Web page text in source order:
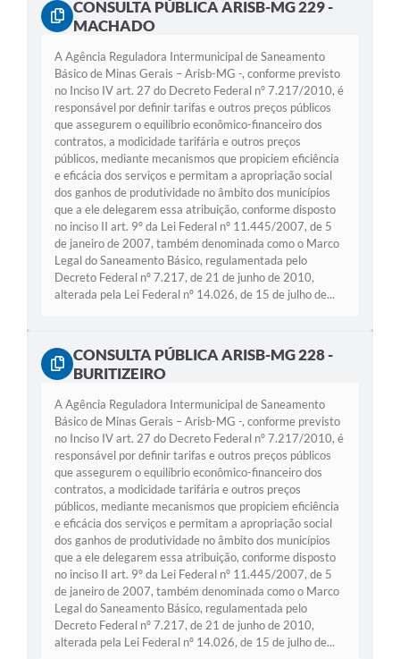
CONSULTA PÚBLICA ARISB-MG 229 -
MACHADO
A Agência Reguladora Intermunicipal de Saneamento
Básico de Minas Gerais – Arisb-MG -, conforme previsto
no Inciso IV art. 27 do Decreto Federal nº 7.217/2010, é
responsável por definir tarifas e outros preços públicos
que assegurem o equilíbrio econômico-financeiro dos
contratos, a modicidade tarifária e outros preços
públicos, mediante mecanismos que propiciem eficiência
e eficácia dos serviços e permitam a apropriação social
dos ganhos de produtividade no âmbito dos municípios
que a ele delegarem essa atribuição, conforme disposto
no inciso II art. 9º da Lei Federal nº 11.445/2007, de 5
de janeiro de 2007, também denominada como o Marco
Legal do Saneamento Básico, regulamentada pelo
Decreto Federal nº 7.217, de 21 de junho de 2010,
alterada pela Lei Federal nº 14.026, de 15 de julho de...
CONSULTA PÚBLICA ARISB-MG 228 -
BURITIZEIRO
A Agência Reguladora Intermunicipal de Saneamento
Básico de Minas Gerais – Arisb-MG -, conforme previsto
no Inciso IV art. 27 do Decreto Federal nº 7.217/2010, é
responsável por definir tarifas e outros preços públicos
que assegurem o equilíbrio econômico-financeiro dos
contratos, a modicidade tarifária e outros preços
públicos, mediante mecanismos que propiciem eficiência
e eficácia dos serviços e permitam a apropriação social
dos ganhos de produtividade no âmbito dos municípios
que a ele delegarem essa atribuição, conforme disposto
no inciso II art. 9º da Lei Federal nº 11.445/2007, de 5
de janeiro de 2007, também denominada como o Marco
Legal do Saneamento Básico, regulamentada pelo
Decreto Federal nº 7.217, de 21 de junho de 2010,
alterada pela Lei Federal nº 14.026, de 15 de julho de...